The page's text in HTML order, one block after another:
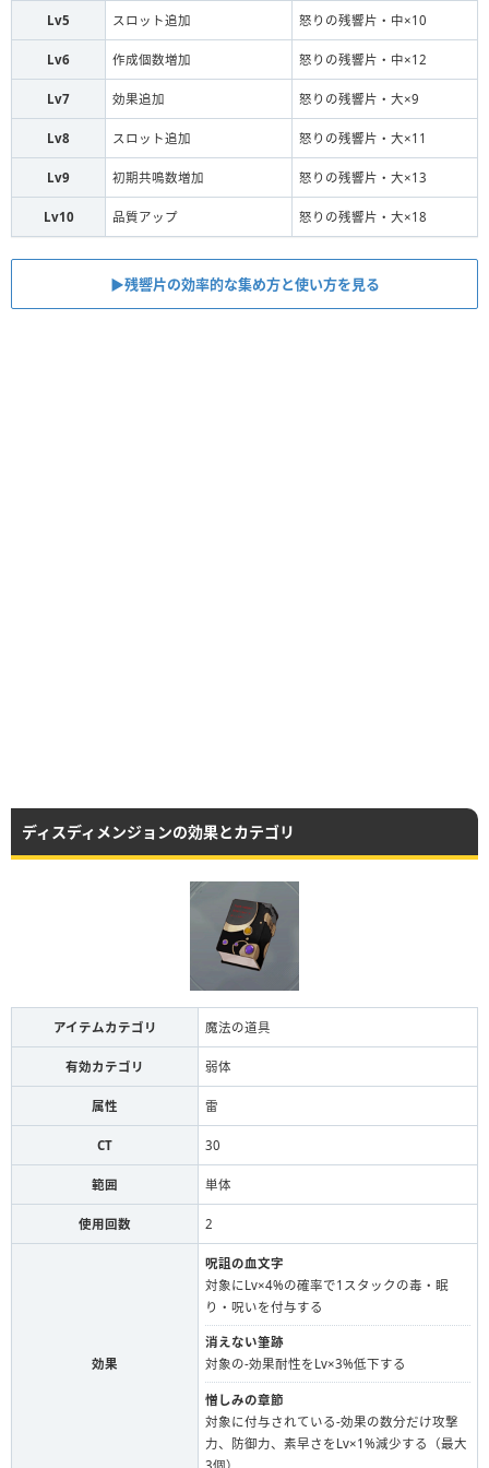
Lv5 スロット追加 怒りの残響片・中×10
Lv6 作成個数増加 怒りの残響片・中×12
Lv7 効果追加 怒りの残響片・大×9
Lv8 スロット追加 怒りの残響片・大×11
Lv9 初期共鳴数増加 怒りの残響片・大×13
Lv10 品質アップ 怒りの残響片・大×18
▶︎残響片の効率的な集め方と使い方を見る
ディスディメンジョンの効果とカテゴリ
アイテムカテゴリ 魔法の道具
有効カテゴリ 弱体
属性 雷
CT 30
範囲 単体
使用回数 2
効果
呪詛の血文字
対象にLv×4%の確率で1スタックの毒・眠
り・呪いを付与する
消えない筆跡
対象の-効果耐性をLv×3%低下する
憎しみの章節
対象に付与されている-効果の数分だけ攻撃
力、防御力、素早さをLv×1%減少する（最大